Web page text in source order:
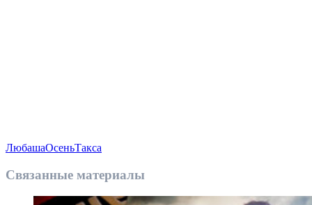
ЛюбашаОсеньТакса
Связанные материалы